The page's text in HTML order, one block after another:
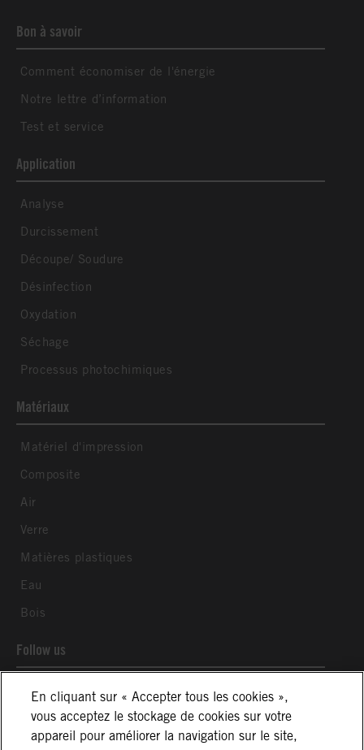
Bon à savoir
Comment économiser de l'énergie
Notre lettre d’information
Test et service
Application
Analyse
Durcissement
Découpe/ Soudure
Désinfection
Oxydation
Séchage
Processus photochimiques
Matériaux
Matériel d'impression
Composite
Air
Verre
Matières plastiques
Eau
Bois
Follow us
En cliquant sur « Accepter tous les cookies »,
vous acceptez le stockage de cookies sur votre
appareil pour améliorer la navigation sur le site,